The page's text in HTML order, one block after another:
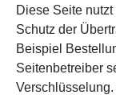
Diese Seite
Schutz der
Beispiel
Seitenbetreiber